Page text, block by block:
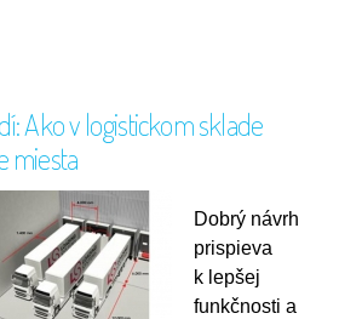
Ako v logistickom sklade
miesta
Dobrý návrh
prispieva
k lepšej
funkčnosti a